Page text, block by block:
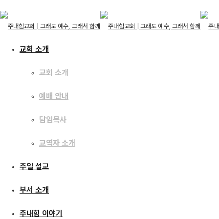
교회 소개
교회 소개
담임목사
주일 설교
주내힘 이야기
교회 소개
교회 소개
예배 안내
담임목사
교역자 소개
주일 설교
부서 소개
주내힘 이야기
주내힘 이야기
2024 추석 가정예배